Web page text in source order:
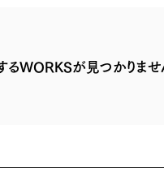
るWORKSが見つかりませ